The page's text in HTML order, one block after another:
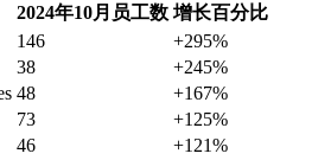
2024年10月员工数 增长百分比
146
+295%
38
+245%
48
+167%
73
+125%
46
+121%